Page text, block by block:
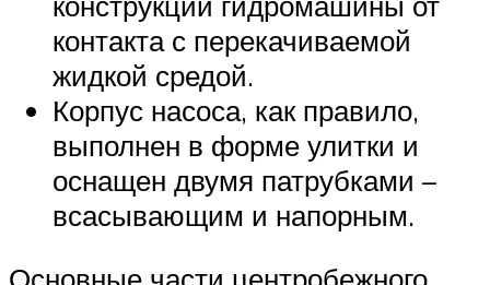
контакта с перекачиваемой
жидкой средой.
Корпус насоса, как правило,
выполнен в форме улитки и
оснащен двумя патрубками –
всасывающим и напорным.